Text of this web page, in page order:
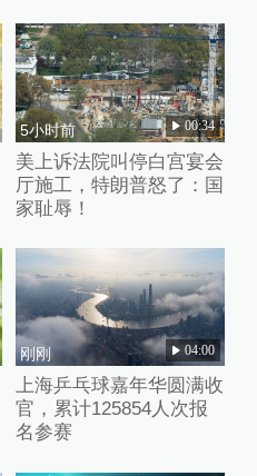
5小时前 00:34
美上诉法院叫停白宫宴会
厅施工，特朗普怒了：国
家耻辱！
刚刚 04:00
上海乒乓球嘉年华圆满收
官，累计125854人次报
名参赛